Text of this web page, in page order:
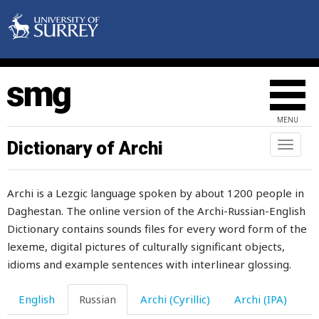
MENU
Toggle
Dictionary of Archi
Archi is a Lezgic language spoken by about 1200 people in
Daghestan. The online version of the Archi-Russian-English
Dictionary contains sounds files for every word form of the
lexeme, digital pictures of culturally significant objects,
idioms and example sentences with interlinear glossing.
English Russian Archi (Cyrillic) Archi (IPA)
расстроенный
рассыпаться
растаскивать
раствор
растворяться
растение